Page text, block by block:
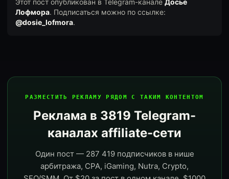
Этот пост опубликован в Telegram-канале Досье
Лофмора. Подписаться можно по ссылке:
@dosie_lofmora.
РАЗМЕСТИТЬ РЕКЛАМУ РЯДОМ С ТАКИМ КОНТЕНТОМ
Реклама в 3819 Telegram-
каналах affiliate-сети
Один пост — 287 419 подписчиков в нише
арбитража, CPA, iGaming, Nutra, Crypto,